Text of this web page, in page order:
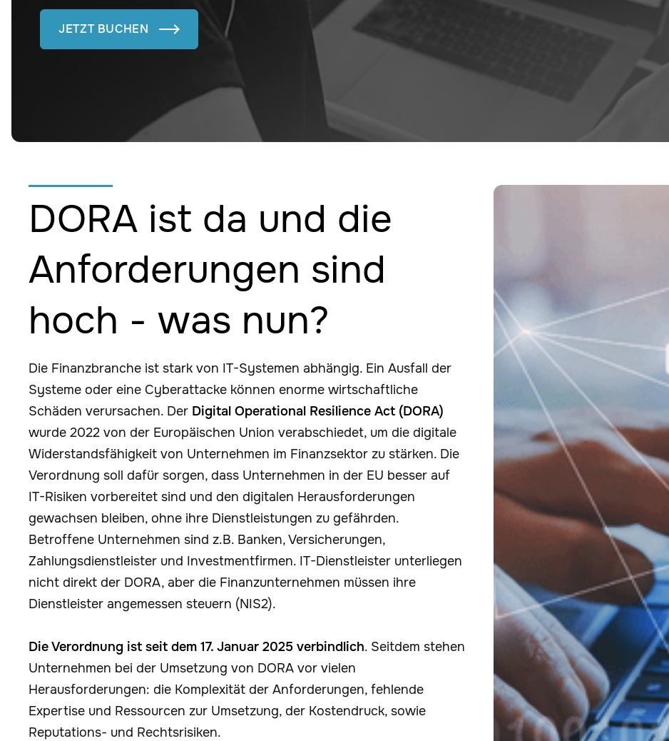
JETZT BUCHEN 
DORA ist da und die
Anforderungen sind
hoch - was nun?
Die Finanzbranche ist stark von IT-Systemen abhängig. Ein Ausfall der
Systeme oder eine Cyberattacke können enorme wirtschaftliche
Schäden verursachen. Der Digital Operational Resilience Act (DORA)
wurde 2022 von der Europäischen Union verabschiedet, um die digitale
Widerstandsfähigkeit von Unternehmen im Finanzsektor zu stärken. Die
Verordnung soll dafür sorgen, dass Unternehmen in der EU besser auf
IT-Risiken vorbereitet sind und den digitalen Herausforderungen
gewachsen bleiben, ohne ihre Dienstleistungen zu gefährden.
Betroffene Unternehmen sind z.B. Banken, Versicherungen,
Zahlungsdienstleister und Investmentfirmen. IT-Dienstleister unterliegen
nicht direkt der DORA, aber die Finanzunternehmen müssen ihre
Dienstleister angemessen steuern (NIS2).
Die Verordnung ist seit dem 17. Januar 2025 verbindlich. Seitdem stehen
Unternehmen bei der Umsetzung von DORA vor vielen
Herausforderungen: die Komplexität der Anforderungen, fehlende
Expertise und Ressourcen zur Umsetzung, der Kostendruck, sowie
Reputations- und Rechtsrisiken.